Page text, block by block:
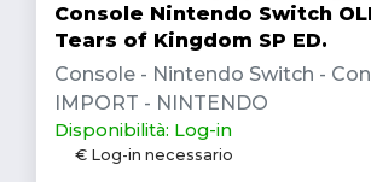
Console Nintendo Switch
Tears of Kingdom SP ED.
Console - Nintendo Switch -
IMPORT - NINTENDO
Disponibilità: Log-in
€ Log-in necessario